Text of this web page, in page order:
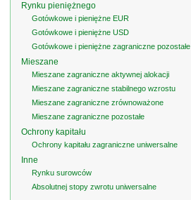
Rynku pieniężnego
Gotówkowe i pieniężne EUR
Gotówkowe i pieniężne USD
Gotówkowe i pieniężne zagraniczne pozostałe
Mieszane
Mieszane zagraniczne aktywnej alokacji
Mieszane zagraniczne stabilnego wzrostu
Mieszane zagraniczne zrównoważone
Mieszane zagraniczne pozostałe
Ochrony kapitału
Ochrony kapitału zagraniczne uniwersalne
Inne
Rynku surowców
Absolutnej stopy zwrotu uniwersalne